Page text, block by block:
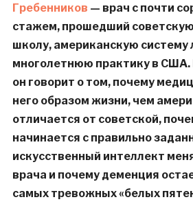
Гребенников — врач с почти
стажем, прошедший
школу, американскую систему
многолетнюю практику в США.
он говорит о том, почему
него образом жизни, чем
отличается от советской,
начинается с правильно
искусственный интеллект
врача и почему деменция
самых тревожных «белых